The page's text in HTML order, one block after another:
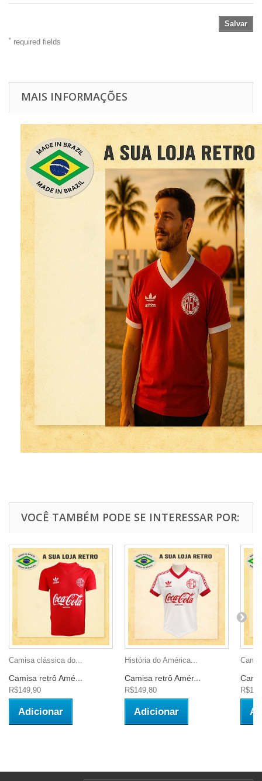
Salvar
* required fields
MAIS INFORMAÇÕES
VOCÊ TAMBÉM PODE SE INTERESSAR POR:
Camisa clássica do...
Camisa retrô Amé...
R$149,90
Adicionar
História do América...
Camisa retrô Amér...
R$149,80
Adicionar